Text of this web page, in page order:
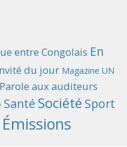
entre Congolais En
du jour Magazine UN
Parole aux auditeurs
Santé Société Sport
Émissions